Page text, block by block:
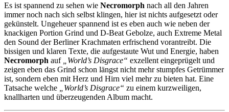
Es ist spannend zu sehen wie Necromorph nach all den Jahren
immer noch nach sich selbst klingen, hier ist nichts aufgesetzt oder
gekünstelt. Ungeheuer spannend ist es eben auch wie neben der
knackigen Portion Grind und D-Beat Gebolze, auch Extreme Metal
den Sound der Berliner Krachmaten erfrischend vorantreibt. Die
bissigen und klaren Texte, die aufgestaute Wut und Energie, haben
Necromorph auf „World’s Disgrace“ exzellent eingeprügelt und
zeigen eben das Grind schon längst nicht mehr stumpfes Getrümmer
ist, sondern eben mit Herz und Hirn viel mehr zu bieten hat. Eine
Tatsache welche
„World’s Disgrace“ zu einem kurzweiligen,
knallharten und überzeugenden Album macht.